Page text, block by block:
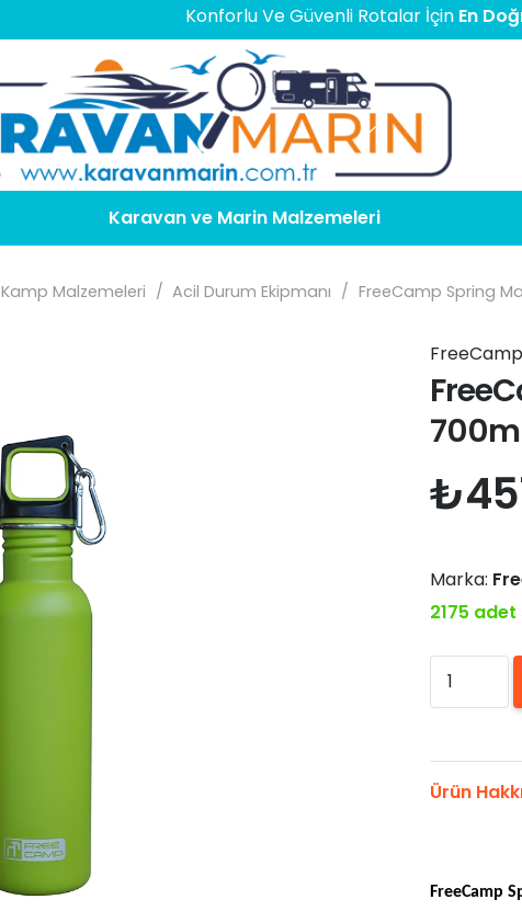
Konforlu Ve Güvenli Rotalar İçinEn Doğru
Karavan ve Marin Malzemeleri
Kamp Malzemeleri / Acil Durum Ekipmanı / FreeCamp Spring
FreeCamp
₺
Marka:
2175
FreeCamp
Spring
700ml
adet
Ürün
FreeCamp